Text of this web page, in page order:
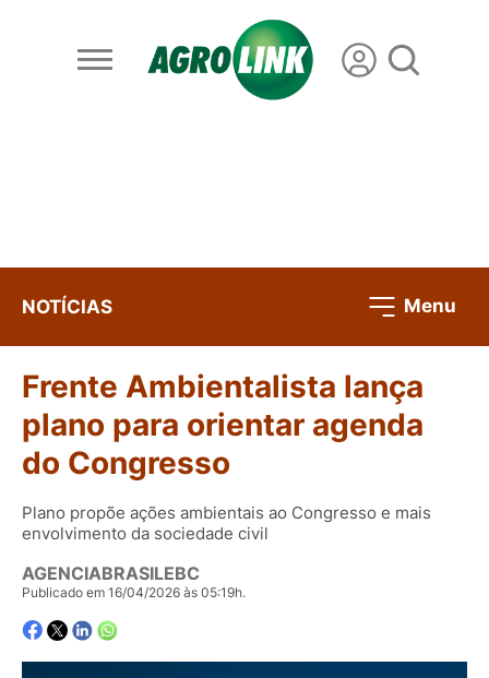
NOTÍCIAS Menu
Frente Ambientalista lança
plano para orientar agenda
do Congresso
Plano propõe ações ambientais ao Congresso e mais
envolvimento da sociedade civil
AGENCIABRASILEBC
Publicado em 16/04/2026 às 05:19h.